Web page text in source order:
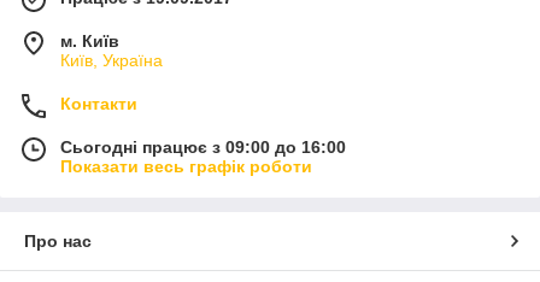
м. Київ
Київ, Україна
Контакти
Сьогодні працює з 09:00 до 16:00
Показати весь графік роботи
Про нас